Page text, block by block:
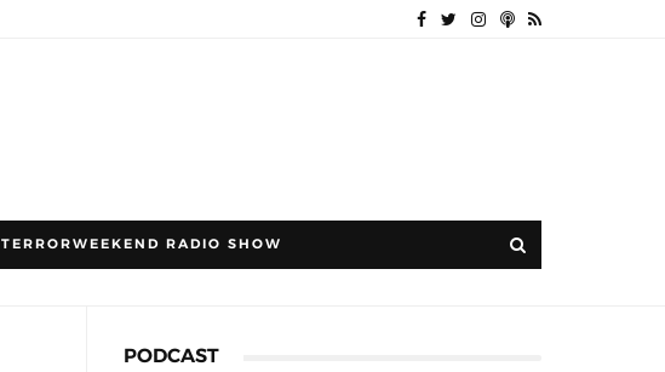
TERRORWEEKEND RADIO SHOW
PODCAST